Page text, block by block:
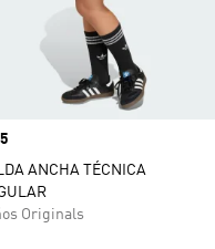
ANCHA TÉCNICA
Originals